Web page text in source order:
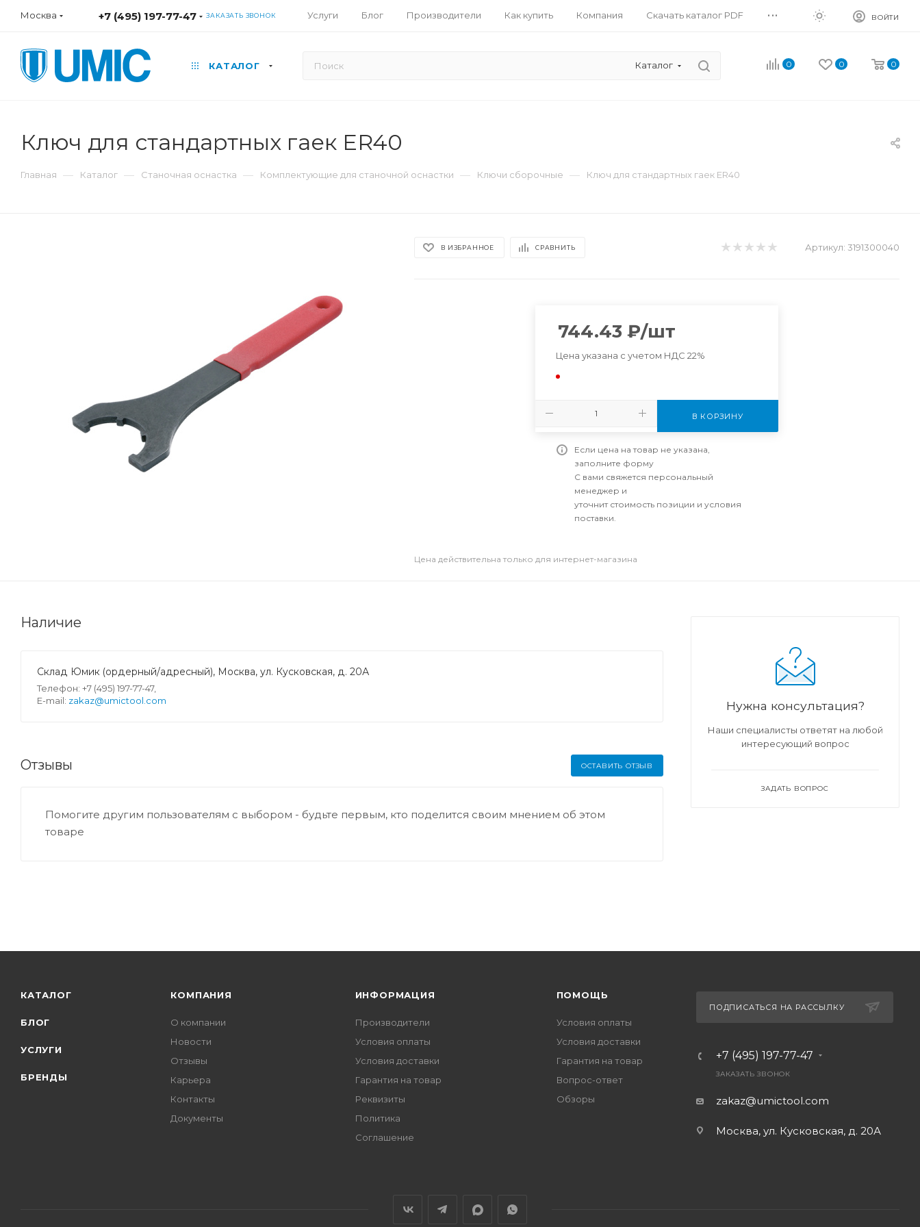
Москва +7 (495) 197-77-47 ЗАКАЗАТЬ ЗВОНОК Услуги Блог Производители Как купить Компания Скачать каталог PDF ... ВОЙТИ
КАТАЛОГ Каталог 0 0 0
Ключ для стандартных гаек ER40
Главная — Каталог — Станочная оснастка — Комплектующие для станочной оснастки — Ключи сборочные — Ключ для стандартных гаек ER40
В ИЗБРАННОЕ СРАВНИТЬ Артикул: 3191300040
744.43 ₽/шт
Цена указана с учетом НДС 22%
В КОРЗИНУ
Если цена на товар не указана,
заполните форму
С вами свяжется персональный
менеджер и
уточнит стоимость позиции и условия
поставки.
Цена действительна только для интернет-магазина
Наличие
Склад Юмик (ордерный/адресный), Москва, ул. Кусковская, д. 20А
Телефон: +7 (495) 197-77-47,
E-mail: zakaz@umictool.com
Отзывы ОСТАВИТЬ ОТЗЫВ
Помогите другим пользователям с выбором - будьте первым, кто поделится своим мнением об этом
товаре
Нужна консультация?
Наши специалисты ответят на любой
интересующий вопрос
ЗАДАТЬ ВОПРОС
КАТАЛОГ
БЛОГ
УСЛУГИ
БРЕНДЫ
КОМПАНИЯ
О компании
Новости
Отзывы
Карьера
Контакты
Документы
ИНФОРМАЦИЯ
Производители
Условия оплаты
Условия доставки
Гарантия на товар
Реквизиты
Политика
Соглашение
ПОМОЩЬ
Условия оплаты
Условия доставки
Гарантия на товар
Вопрос-ответ
Обзоры
ПОДПИСАТЬСЯ НА РАССЫЛКУ
+7 (495) 197-77-47
ЗАКАЗАТЬ ЗВОНОК
zakaz@umictool.com
Москва, ул. Кусковская, д. 20А